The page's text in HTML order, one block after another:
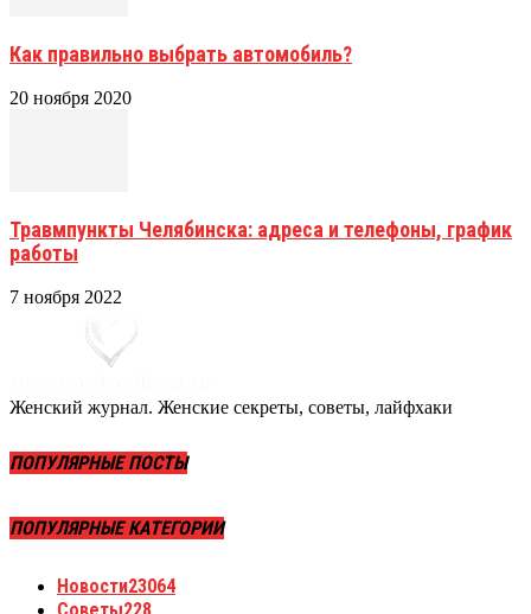
Как правильно выбрать автомобиль?
20 ноября 2020
Травмпункты Челябинска: адреса и телефоны, график
работы
7 ноября 2022
Женский журнал. Женские секреты, советы, лайфхаки
ПОПУЛЯРНЫЕ ПОСТЫ
ПОПУЛЯРНЫЕ КАТЕГОРИИ
Новости23064